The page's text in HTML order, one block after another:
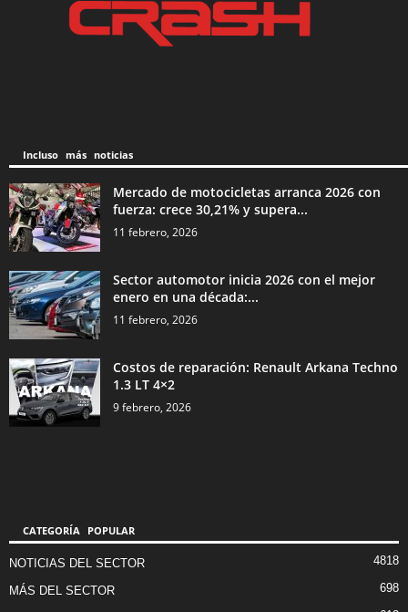
Incluso más noticias
Mercado de motocicletas arranca 2026 con
fuerza: crece 30,21% y supera...
11 febrero, 2026
Sector automotor inicia 2026 con el mejor
enero en una década:...
11 febrero, 2026
Costos de reparación: Renault Arkana Techno
1.3 LT 4×2
9 febrero, 2026
CATEGORÍA POPULAR
NOTICIAS DEL SECTOR 4818
MÁS DEL SECTOR 698